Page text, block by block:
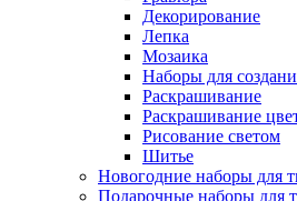
Декорирование
Лепка
Мозаика
Наборы для
Раскрашивание
Раскрашивание
Рисование светом
Шитье
Новогодние наборы для
Подарочные наборы для